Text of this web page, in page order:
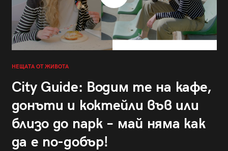
НЕЩАТА ОТ ЖИВОТА
City Guide: Водим те на кафе,
донъти и коктейли във или
близо до парк – май няма как
да е по-добър!